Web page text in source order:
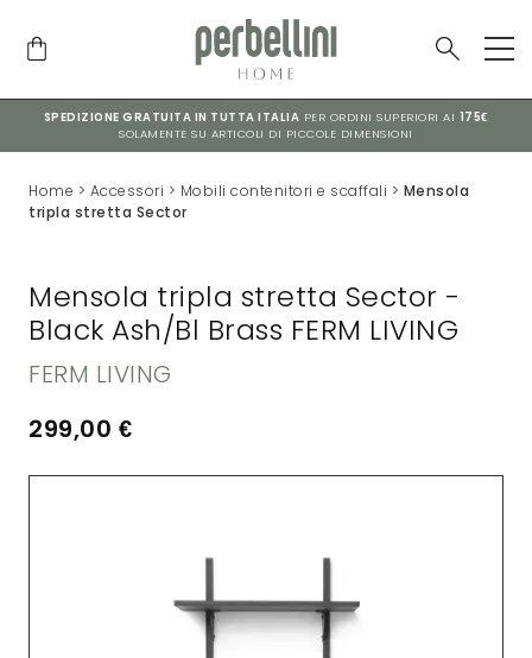
SPEDIZIONE GRATUITA IN TUTTA ITALIA PER ORDINI SUPERIORI AI 175€
SOLAMENTE SU ARTICOLI DI PICCOLE DIMENSIONI
Home > Accessori > Mobili contenitori e scaffali > Mensola
tripla stretta Sector
Mensola tripla stretta Sector -
Black Ash/Bl Brass FERM LIVING
FERM LIVING
299,00 €